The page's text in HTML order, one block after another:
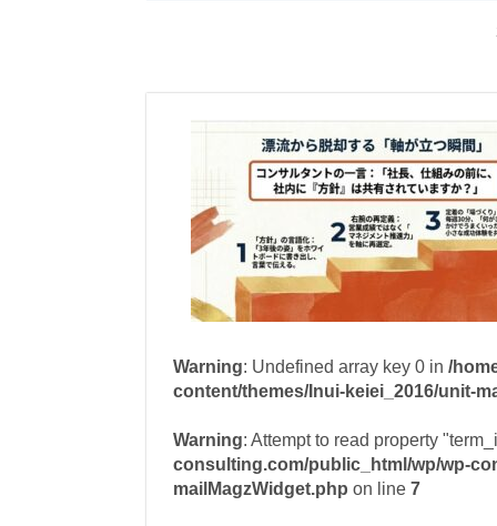
Warning: Undefined array key 0 in /
content/themes/Inui-keiei_2016/unit-
Warning: Attempt to read property
consulting.com/public_html/wp/wp-
mailMagzWidget.php on line 7